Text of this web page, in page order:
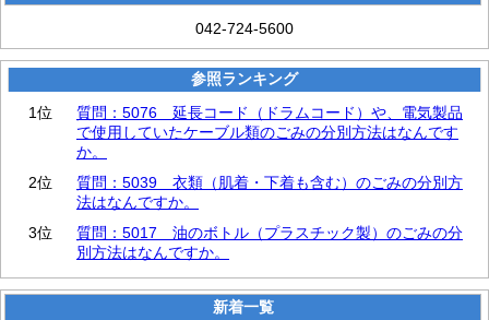
042-724-5600
参照ランキング
1位
質問：5076 延長コード（ドラムコード）や、電気製品
で使用していたケーブル類のごみの分別方法はなんです
か。
2位
質問：5039 衣類（肌着・下着も含む）のごみの分別方
法はなんですか。
3位
質問：5017 油のボトル（プラスチック製）のごみの分
別方法はなんですか。
新着一覧